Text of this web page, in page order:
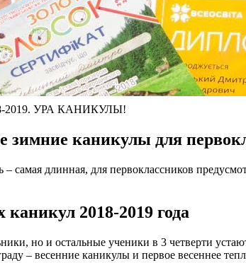
2019. УРА КАНИКУЛЫ!
зимние каникулы для
– самая длинная, для первоклассников
каникул 2018-2019 года
но и остальные ученики в 3 четверти
– весенние каникулы и первое весеннее